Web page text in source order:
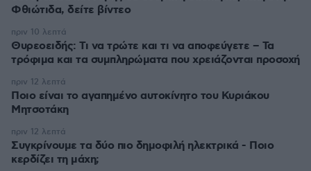
Φθιώτιδα, δείτε βίντεο
Θυρεοειδής: Τι να τρώτε και τι να αποφεύγετε – Τα
τρόφιμα και τα συμπληρώματα που χρειάζονται προσοχή
πριν 10 λεπτά
Ποιο είναι το αγαπημένο αυτοκίνητο του Κυριάκου
Μητσοτάκη
πριν 12 λεπτά
Συγκρίνουμε τα δύο πιο δημοφιλή ηλεκτρικά - Ποιο
κερδίζει τη μάχη;
πριν 12 λεπτά